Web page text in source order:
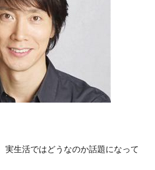
実生活ではどうなのか話題になって